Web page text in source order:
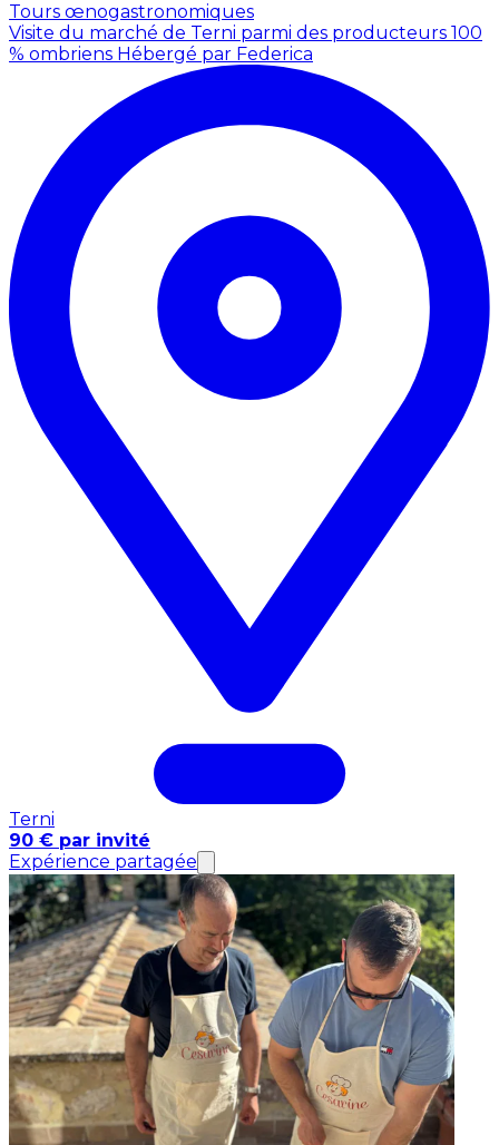
Tours œnogastronomiques
Visite du marché de Terni parmi des producteurs 100
% ombriens Hébergé par Federica
Terni
90 € par invité
Expérience partagée